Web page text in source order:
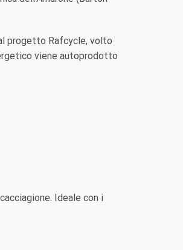
progetto Rafcycle, volto
viene autoprodotto
Ideale con i